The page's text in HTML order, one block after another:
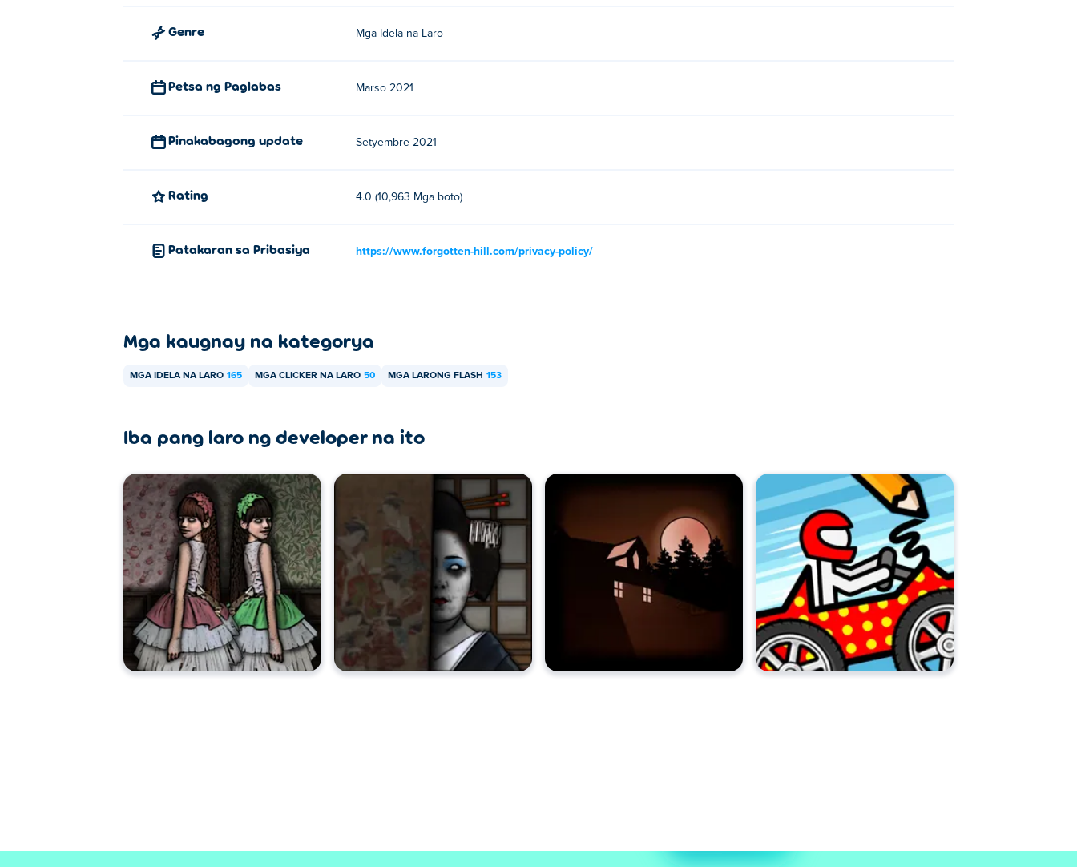
Genre Mga Idela na Laro
Petsa ng Paglabas Marso 2021
Pinakabagong update Setyembre 2021
Rating 4.0 (10,963 Mga boto)
Patakaran sa Pribasiya https://www.forgotten-hill.com/privacy-policy/
Mga kaugnay na kategorya
MGA IDELA NA LARO 165 MGA CLICKER NA LARO 50 MGA LARONG FLASH 153
Iba pang laro ng developer na ito